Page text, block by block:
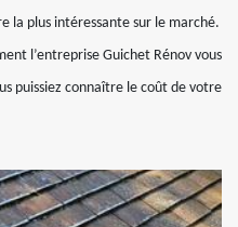
la plus intéressante sur le marché.
l’entreprise Guichet Rénov vous
puissiez connaître le coût de votre